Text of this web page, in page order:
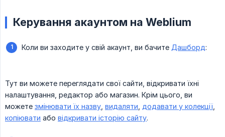
Керування акаунтом на Weblium
Коли ви заходите у свій акаунт, ви бачите Дашборд:
Тут ви можете переглядати свої сайти, відкривати їхні
налаштування, редактор або магазин. Крім цього, ви
можете змінювати їх назву видаляти додавати у колекції
копіювати або відкривати історію сайту.